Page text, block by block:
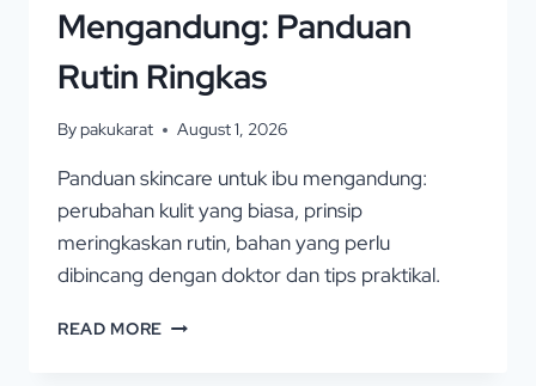
Mengandung: Panduan
Rutin Ringkas
Bypakukarat August 1, 2026
Panduan skincare untuk ibu mengandung:
perubahan kulit yang biasa, prinsip
meringkaskan rutin, bahan yang perlu
dibincang dengan doktor dan tips praktikal.
READ MORE